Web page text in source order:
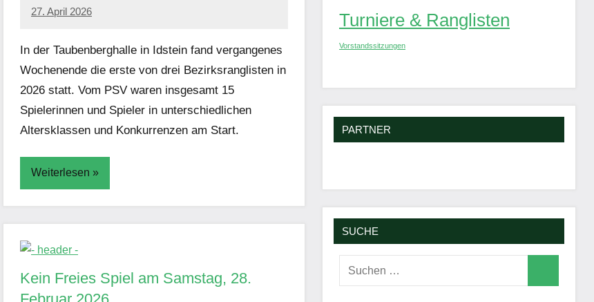
27. April 2026
Simon
In der Taubenberghalle in Idstein fand vergangenes
Wochenende die erste von drei Bezirksranglisten in
2026 statt. Vom PSV waren insgesamt 15
Spielerinnen und Spieler in unterschiedlichen
Altersklassen und Konkurrenzen am Start.
Weiterlesen
Kein Freies Spiel am Samstag, 28.
Turniere & Ranglisten
Vorstandssitzungen
PARTNER
SUCHE
Suchen
nach: